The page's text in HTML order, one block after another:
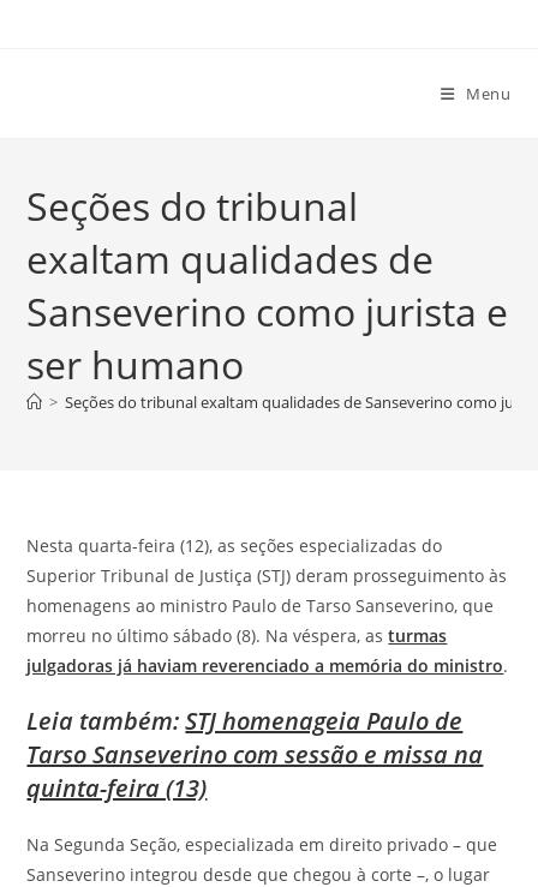
Menu
Seções do tribunal
exaltam qualidades de
Sanseverino como jurista e
ser humano
> Seções do tribunal exaltam qualidades de Sanseverino como
Nesta quarta-feira (12), as seções especializadas do
Superior Tribunal de Justiça (STJ) deram prosseguimento às
homenagens ao ministro Paulo de Tarso Sanseverino, que
morreu no último sábado (8). Na véspera, asturmas
julgadoras já haviam reverenciado a memória do ministro.
Leia também:STJ homenageia Paulo de
Tarso Sanseverino com sessão e missa na
quinta-feira (13)
Na Segunda Seção, especializada em direito privado – que
Sanseverino integrou desde que chegou à corte –, o lugar